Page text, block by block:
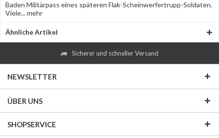
Baden Militärpass eines späteren Flak-Scheinwerfertrupp-Soldaten.
Viele...mehr
Ähnliche Artikel
Sicherer und schneller Versand
NEWSLETTER
ÜBER UNS
SHOPSERVICE